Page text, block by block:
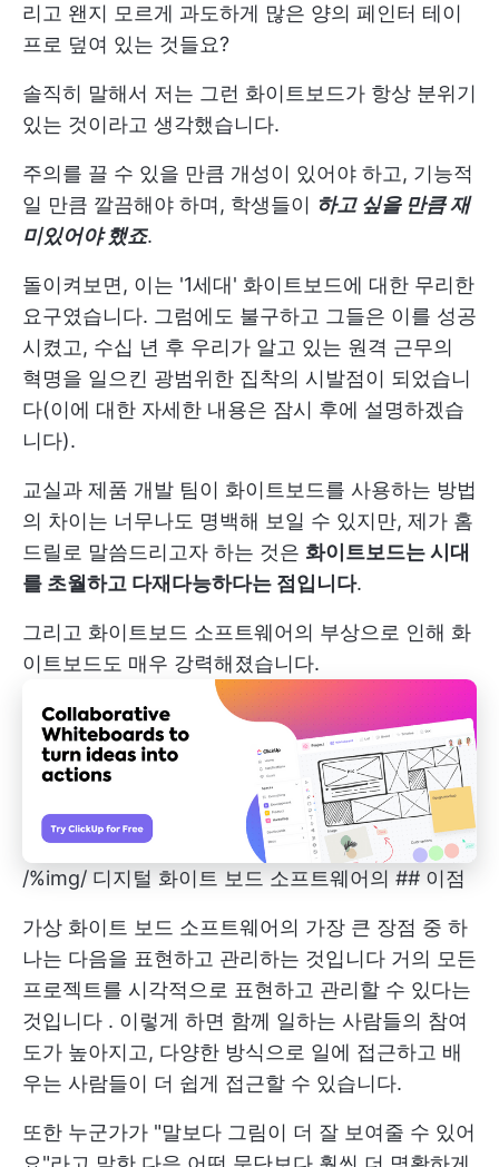
리고 왠지 모르게 과도하게 많은 양의 페인터 테이
프로 덮여 있는 것들요?
솔직히 말해서 저는 그런 화이트보드가 항상 분위기
있는 것이라고 생각했습니다.
주의를 끌 수 있을 만큼 개성이 있어야 하고, 기능적
일 만큼 깔끔해야 하며, 학생들이 하고 싶을 만큼 재
미있어야 했죠.
돌이켜보면, 이는 '1세대' 화이트보드에 대한 무리한
요구였습니다. 그럼에도 불구하고 그들은 이를 성공
시켰고, 수십 년 후 우리가 알고 있는 원격 근무의
혁명을 일으킨 광범위한 집착의 시발점이 되었습니
다(이에 대한 자세한 내용은 잠시 후에 설명하겠습
니다).
교실과 제품 개발 팀이 화이트보드를 사용하는 방법
의 차이는 너무나도 명백해 보일 수 있지만, 제가 홈
드릴로 말씀드리고자 하는 것은 화이트보드는 시대
를 초월하고 다재다능하다는 점입니다.
그리고 화이트보드 소프트웨어의 부상으로 인해 화
이트보드도 매우 강력해졌습니다.
/%img/ 디지털 화이트 보드 소프트웨어의 ## 이점
가상 화이트 보드 소프트웨어의 가장 큰 장점 중 하
나는 다음을 표현하고 관리하는 것입니다 거의 모든
프로젝트를 시각적으로 표현하고 관리할 수 있다는
것입니다 . 이렇게 하면 함께 일하는 사람들의 참여
도가 높아지고, 다양한 방식으로 일에 접근하고 배
우는 사람들이 더 쉽게 접근할 수 있습니다.
또한 누군가가 "말보다 그림이 더 잘 보여줄 수 있어